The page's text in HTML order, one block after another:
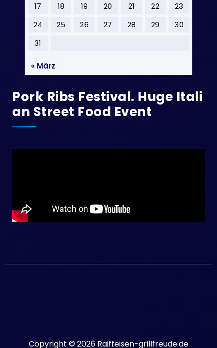
17
18 19 20 21 22
23
24
25 26 27 28 29
30
31
« März
Pork Ribs Festival. Huge Itali
An Street Food Event
Copyright © 2026 Raiffeisen-grillfreude.de